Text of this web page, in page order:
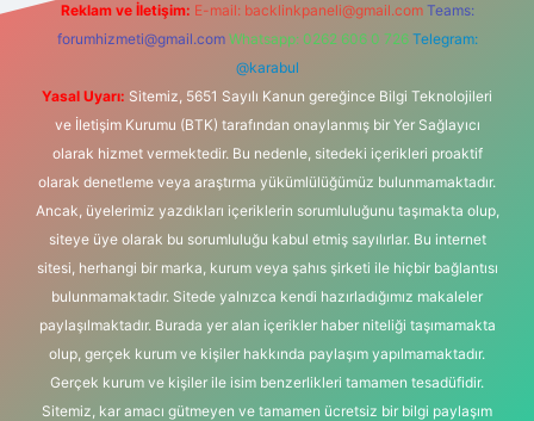
Reklam ve İletişim: E-mail: backlinkpaneli@gmail.com Teams:
forumhizmeti@gmail.com Whatsapp: 0262 606 0 726 Telegram:
@karabul
Yasal Uyarı: Sitemiz, 5651 Sayılı Kanun gereğince Bilgi Teknolojileri
ve İletişim Kurumu (BTK) tarafından onaylanmış bir Yer Sağlayıcı
olarak hizmet vermektedir. Bu nedenle, sitedeki içerikleri proaktif
olarak denetleme veya araştırma yükümlülüğümüz bulunmamaktadır.
Ancak, üyelerimiz yazdıkları içeriklerin sorumluluğunu taşımakta olup,
siteye üye olarak bu sorumluluğu kabul etmiş sayılırlar. Bu internet
sitesi, herhangi bir marka, kurum veya şahıs şirketi ile hiçbir bağlantısı
bulunmamaktadır. Sitede yalnızca kendi hazırladığımız makaleler
paylaşılmaktadır. Burada yer alan içerikler haber niteliği taşımamakta
olup, gerçek kurum ve kişiler hakkında paylaşım yapılmamaktadır.
Gerçek kurum ve kişiler ile isim benzerlikleri tamamen tesadüfidir.
Sitemiz, kar amacı gütmeyen ve tamamen ücretsiz bir bilgi paylaşım